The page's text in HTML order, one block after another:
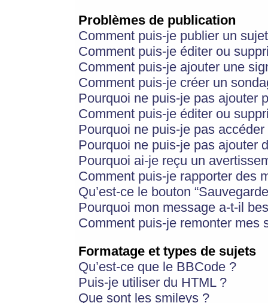
Problèmes de publication
Comment puis-je publier un
Comment puis-je éditer ou
Comment puis-je ajouter une
Comment puis-je créer un
Pourquoi ne puis-je pas ajouter
Comment puis-je éditer ou
Pourquoi ne puis-je pas
Pourquoi ne puis-je pas ajouter
Pourquoi ai-je reçu un
Comment puis-je rapporter des
Qu’est-ce le bouton
Pourquoi mon message a-t-il
Comment puis-je remonter mes
Formatage et types de sujets
Qu’est-ce que le BBCode ?
Puis-je utiliser du HTML ?
Que sont les smileys ?